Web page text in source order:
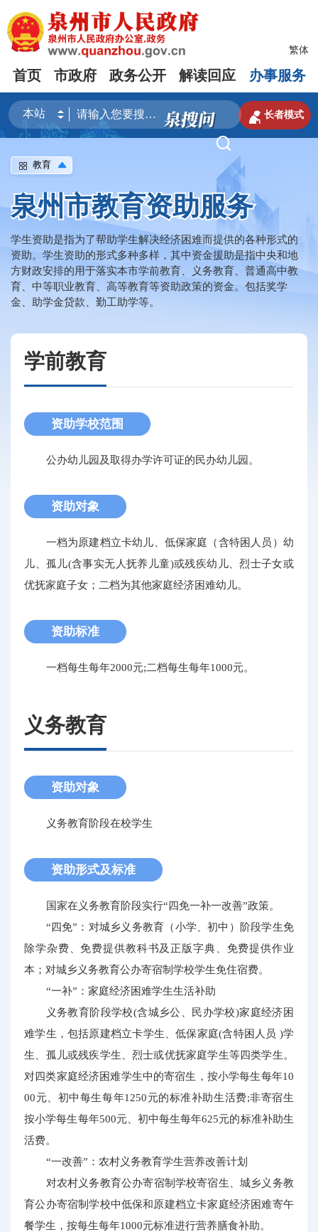
繁体
首页 市政府 政务公开 解读回应 办事服务

 长者模式
教育
泉州市教育资助服务
学生资助是指为了帮助学生解决经济困难而提供的各种形式的
资助。学生资助的形式多种多样，其中资金援助是指中央和地
方财政安排的用于落实本市学前教育、义务教育、普通高中教
育、中等职业教育、高等教育等资助政策的资金。包括奖学
金、助学金贷款、勤工助学等。
学前教育
资助学校范围
公办幼儿园及取得办学许可证的民办幼儿园。
资助对象
一档为原建档立卡幼儿、低保家庭（含特困人员）幼
儿、孤儿(含事实无人抚养儿童)或残疾幼儿、烈士子女或
优抚家庭子女；二档为其他家庭经济困难幼儿。
资助标准
一档每生每年2000元;二档每生每年1000元。
义务教育
资助对象
义务教育阶段在校学生
资助形式及标准
国家在义务教育阶段实行“四免一补一改善”政策。
“四免”：对城乡义务教育（小学、初中）阶段学生免
除学杂费、免费提供教科书及正版字典、免费提供作业
本；对城乡义务教育公办寄宿制学校学生免住宿费。
“一补”：家庭经济困难学生生活补助
义务教育阶段学校(含城乡公、民办学校)家庭经济困
难学生，包括原建档立卡学生、低保家庭(含特困人员 )学
生、孤儿或残疾学生、烈士或优抚家庭学生等四类学生。
对四类家庭经济困难学生中的寄宿生，按小学每生每年10
00元、初中每生每年1250元的标准补助生活费;非寄宿生
按小学每生每年500元、初中每生每年625元的标准补助生
活费。
“一改善”：农村义务教育学生营养改善计划
对农村义务教育公办寄宿制学校寄宿生、城乡义务教
育公办寄宿制学校中低保和原建档立卡家庭经济困难寄午
餐学生，按每生每年1000元标准进行营养膳食补助。